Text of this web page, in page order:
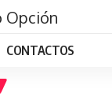
CONTACTOS